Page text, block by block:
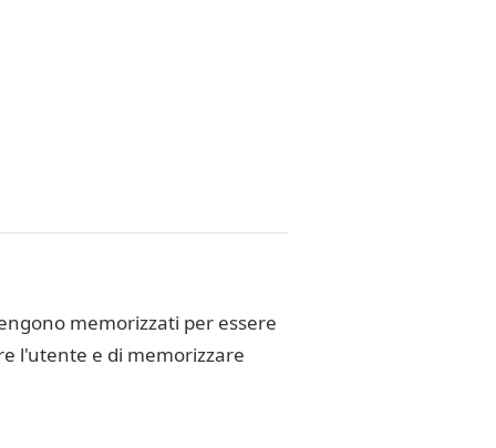
memorizzati per essere
l'utente e di memorizzare